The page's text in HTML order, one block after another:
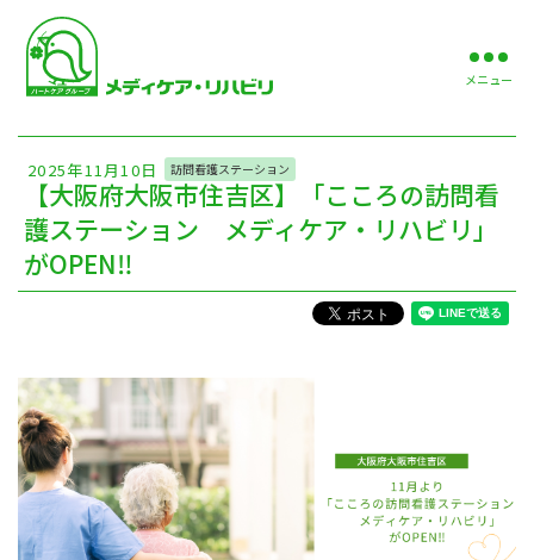
メニュー
2025年11月10日 訪問看護ステーション
【大阪府大阪市住吉区】「こころの訪問看
護ステーション メディケア・リハビリ」
がOPEN‼